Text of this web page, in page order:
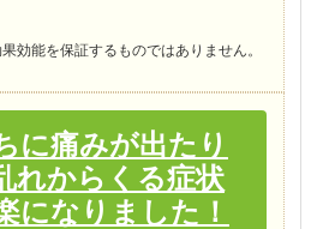
効能を保証するものではありません。
に痛みが出たり
れからくる症状
になりました！